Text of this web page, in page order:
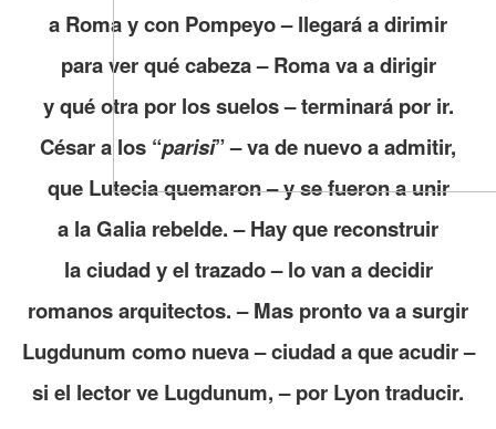
a Roma y con Pompeyo – llegará a dirimir
para ver qué cabeza – Roma va a dirigir
y qué otra por los suelos – terminará por ir.
César a los “parisi” – va de nuevo a admitir,
que Lutecia quemaron – y se fueron a unir
a la Galia rebelde. – Hay que reconstruir
la ciudad y el trazado – lo van a decidir
romanos arquitectos. – Mas pronto va a surgir
Lugdunum como nueva – ciudad a que acudir –
si el lector ve Lugdunum, – por Lyon traducir.